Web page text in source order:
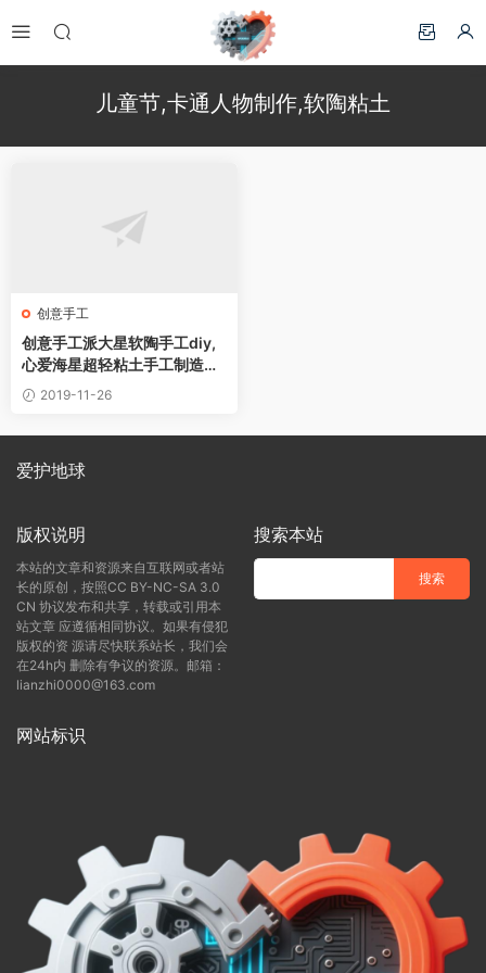
儿童节,卡通人物制作,软陶粘土
创意手工
创意手工派大星软陶手工diy,
心爱海星超轻粘土手工制造小
制作2019-11-26
爱护地球
版权说明
本站的文章和资源来自互联网或者站
长的原创，按照CC BY-NC-SA 3.0
CN 协议发布和共享，转载或引用本
站文章 应遵循相同协议。如果有侵犯
版权的资 源请尽快联系站长，我们会
在24h内 删除有争议的资源。邮箱：
lianzhi0000@163.com
搜索本站
网站标识